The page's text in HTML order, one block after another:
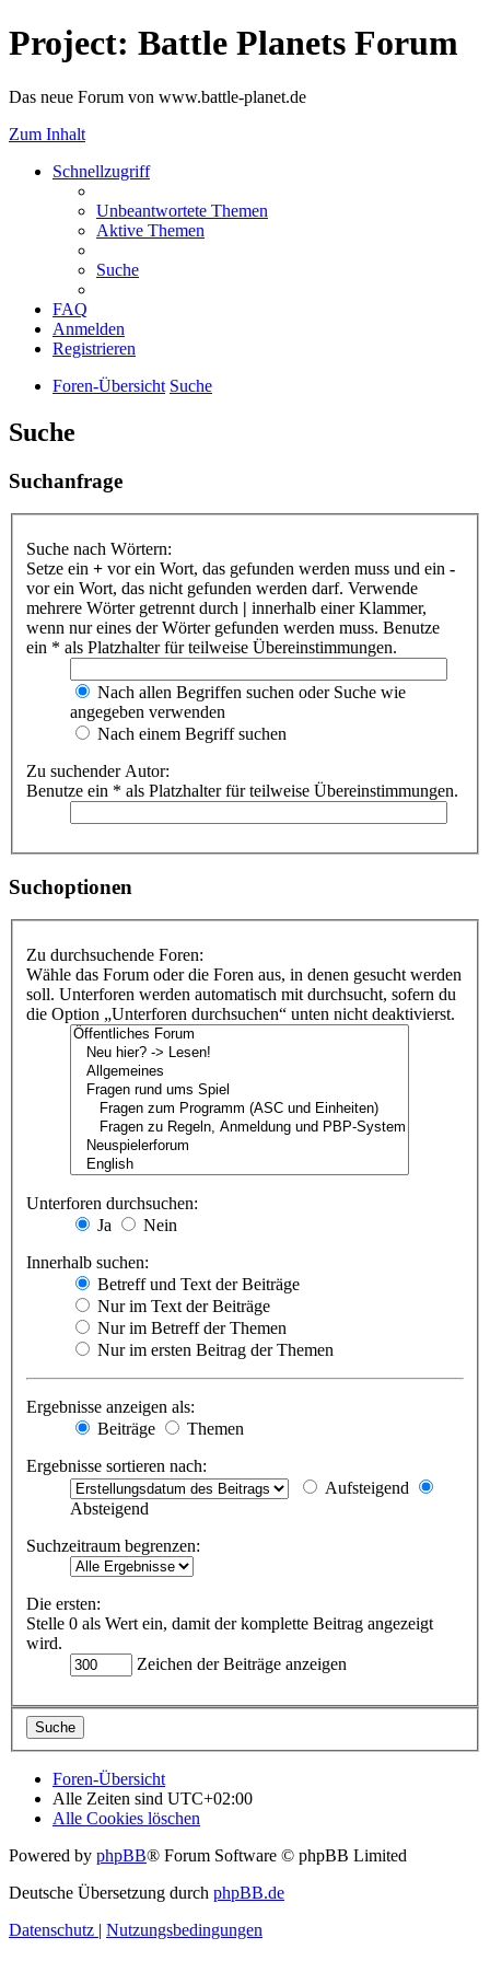
Project: Battle Planets Forum
Das neue Forum von www.battle-planet.de
Zum Inhalt
Schnellzugriff
Unbeantwortete Themen
Aktive Themen
Suche
FAQ
Anmelden
Registrieren
Foren-Übersicht Suche
Suche
Suchanfrage
Suche nach Wörtern:
Setze ein + vor ein Wort, das gefunden werden muss und ein -
vor ein Wort, das nicht gefunden werden darf. Verwende
mehrere Wörter getrennt durch | innerhalb einer Klammer,
wenn nur eines der Wörter gefunden werden muss. Benutze
ein * als Platzhalter für teilweise Übereinstimmungen.
Nach allen Begriffen suchen oder Suche wie
angegeben verwenden
Nach einem Begriff suchen
Zu suchender Autor:
Benutze ein * als Platzhalter für teilweise Übereinstimmungen.
Suchoptionen
Zu durchsuchende Foren:
Wähle das Forum oder die Foren aus, in denen gesucht werden
soll. Unterforen werden automatisch mit durchsucht, sofern du
die Option „Unterforen durchsuchen“ unten nicht deaktivierst.
Unterforen durchsuchen:
Ja
Nein
Innerhalb suchen:
Betreff und Text der Beiträge
Nur im Text der Beiträge
Nur im Betreff der Themen
Nur im ersten Beitrag der Themen
Ergebnisse anzeigen als:
Beiträge
Themen
Ergebnisse sortieren nach:
Aufsteigend
Absteigend
Suchzeitraum begrenzen:
Die ersten:
Stelle 0 als Wert ein, damit der komplette Beitrag angezeigt
wird.
Zeichen der Beiträge anzeigen
Foren-Übersicht
Alle Zeiten sind UTC+02:00
Alle Cookies löschen
Powered by phpBB® Forum Software © phpBB Limited
Deutsche Übersetzung durch phpBB.de
Datenschutz | Nutzungsbedingungen